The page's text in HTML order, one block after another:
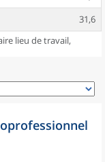
31,6
lieu de travail,